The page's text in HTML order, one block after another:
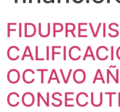
OCTAVO